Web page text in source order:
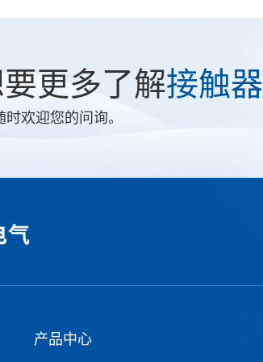
更多了解接触器
欢迎您的问询。
产品中心